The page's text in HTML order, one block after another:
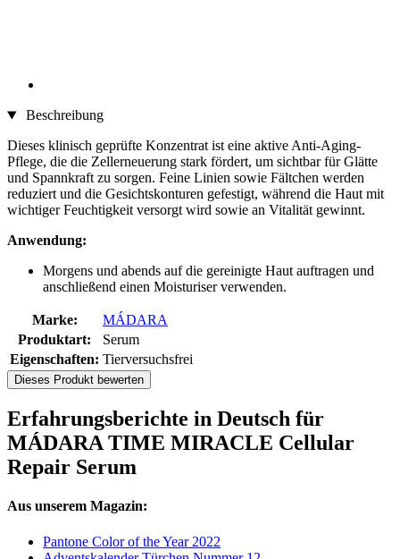
Beschreibung
Dieses klinisch geprüfte Konzentrat ist eine aktive Anti-Aging-
Pflege, die die Zellerneuerung stark fördert, um sichtbar für Glätte
und Spannkraft zu sorgen. Feine Linien sowie Fältchen werden
reduziert und die Gesichtskonturen gefestigt, während die Haut mit
wichtiger Feuchtigkeit versorgt wird sowie an Vitalität gewinnt.
Anwendung:
Morgens und abends auf die gereinigte Haut auftragen und
anschließend einen Moisturiser verwenden.
Marke:
MÁDARA
Produktart:
Serum
Eigenschaften: Tierversuchsfrei
Dieses Produkt bewerten
Erfahrungsberichte in Deutsch für
MÁDARA TIME MIRACLE Cellular
Repair Serum
Aus unserem Magazin:
Pantone Color of the Year 2022